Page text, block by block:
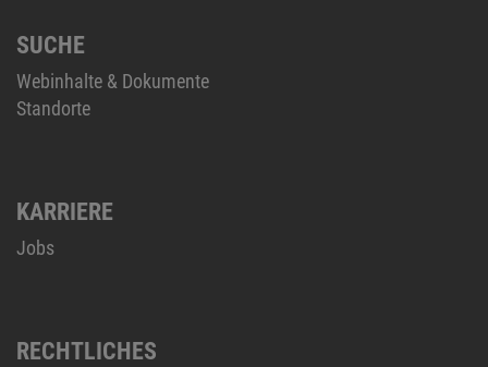
SUCHE
Webinhalte & Dokumente
Standorte
KARRIERE
Jobs
RECHTLICHES